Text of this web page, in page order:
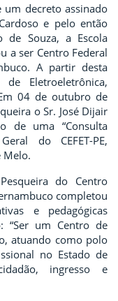
decreto assinado
e pelo então
de Souza, a Escola
a ser Centro Federal
A partir desta
Eletroeletrônica,
04 de outubro de
o Sr. José Dijair
de uma “Consulta
do CEFET-PE,
Melo.
do Centro
completou
e pedagógicas
“Ser um Centro de
atuando como polo
no Estado de
ingresso e